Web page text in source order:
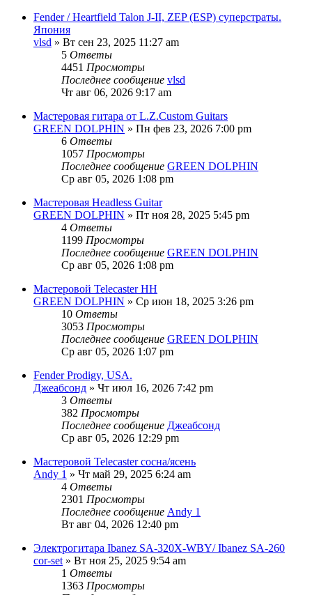
Fender / Heartfield Talon J-II, ZEP (ESP) суперстраты.
Япония
vlsd » Вт сен 23, 2025 11:27 am
5 Ответы
4451 Просмотры
Последнее сообщение vlsd
Чт авг 06, 2026 9:17 am
Мастеровая гитара от L.Z.Custom Guitars
GREEN DOLPHIN » Пн фев 23, 2026 7:00 pm
6 Ответы
1057 Просмотры
Последнее сообщение GREEN DOLPHIN
Ср авг 05, 2026 1:08 pm
Мастеровая Headless Guitar
GREEN DOLPHIN » Пт ноя 28, 2025 5:45 pm
4 Ответы
1199 Просмотры
Последнее сообщение GREEN DOLPHIN
Ср авг 05, 2026 1:08 pm
Мастеровой Telecaster HH
GREEN DOLPHIN » Ср июн 18, 2025 3:26 pm
10 Ответы
3053 Просмотры
Последнее сообщение GREEN DOLPHIN
Ср авг 05, 2026 1:07 pm
Fender Prodigy, USA.
Джеабсонд » Чт июл 16, 2026 7:42 pm
3 Ответы
382 Просмотры
Последнее сообщение Джеабсонд
Ср авг 05, 2026 12:29 pm
Мастеровой Telecaster сосна/ясень
Andy 1 » Чт май 29, 2025 6:24 am
4 Ответы
2301 Просмотры
Последнее сообщение Andy 1
Вт авг 04, 2026 12:40 pm
Электрогитара Ibanez SA-320X-WBY/ Ibanez SA-260
cor-set » Вт ноя 25, 2025 9:54 am
1 Ответы
1363 Просмотры